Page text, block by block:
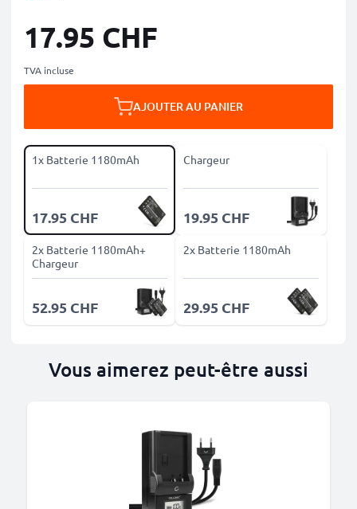
17.95 CHF
TVA incluse
AJOUTER AU PANIER
1x Batterie 1180mAh
17.95 CHF
Chargeur
19.95 CHF
2x Batterie 1180mAh+
Chargeur
52.95 CHF
2x Batterie 1180mAh
29.95 CHF
Vous aimerez peut-être aussi